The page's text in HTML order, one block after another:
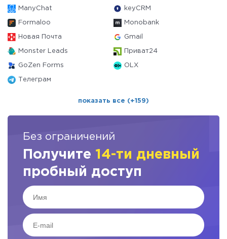
ManyChat keyCRM
Formaloo Monobank
Новая Почта Gmail
Monster Leads Приват24
GoZen Forms OLX
Телеграм
показать все (+159)
Без ограничений
Получите 14-ти дневный
пробный доступ